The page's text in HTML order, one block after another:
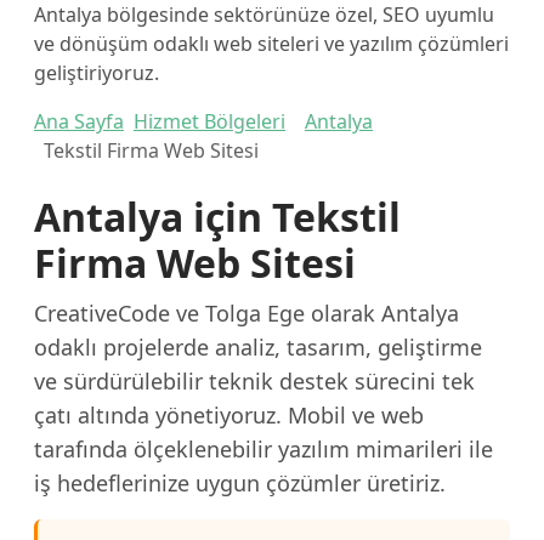
Antalya bölgesinde sektörünüze özel, SEO uyumlu
ve dönüşüm odaklı web siteleri ve yazılım çözümleri
geliştiriyoruz.
Ana Sayfa Hizmet Bölgeleri
Antalya
Tekstil Firma Web Sitesi
Antalya için Tekstil
Firma Web Sitesi
CreativeCode ve Tolga Ege olarak Antalya
odaklı projelerde analiz, tasarım, geliştirme
ve sürdürülebilir teknik destek sürecini tek
çatı altında yönetiyoruz. Mobil ve web
tarafında ölçeklenebilir yazılım mimarileri ile
iş hedeflerinize uygun çözümler üretiriz.